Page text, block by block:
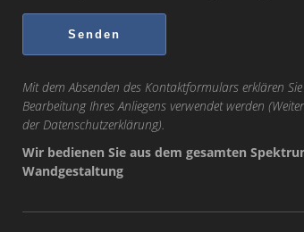
Mit dem Absenden des Kontaktformulars erklären
Bearbeitung Ihres Anliegens verwendet werden
der Datenschutzerklärung).
Wir bedienen Sie aus dem gesamten
Wandgestaltung